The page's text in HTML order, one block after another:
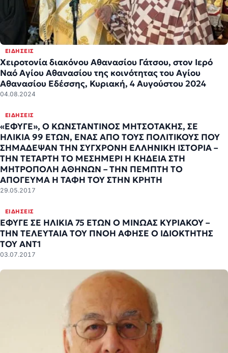
ΕΙΔΉΣΕΙΣ
Χειροτονία διακόνου Αθανασίου Γάτσου, στον Ιερό
Ναό Αγίου Αθανασίου της κοινότητας του Αγίου
Αθανασίου Εδέσσης, Κυριακή, 4 Αυγούστου 2024
04.08.2024
ΕΙΔΉΣΕΙΣ
«ΕΦΥΓΕ», Ο ΚΩΝΣΤΑΝΤΙΝΟΣ ΜΗΤΣΟΤΑΚΗΣ, ΣΕ
ΗΛΙΚΙΑ 99 ΕΤΩΝ, ΕΝΑΣ ΑΠΟ ΤΟΥΣ ΠΟΛΙΤΙΚΟΥΣ ΠΟΥ
ΣΗΜΑΔΕΨΑΝ ΤΗΝ ΣΥΓΧΡΟΝΗ ΕΛΛΗΝΙΚΗ ΙΣΤΟΡΙΑ –
ΤΗΝ ΤΕΤΑΡΤΗ ΤΟ ΜΕΣΗΜΕΡΙ Η ΚΗΔΕΙΑ ΣΤΗ
ΜΗΤΡΟΠΟΛΗ ΑΘΗΝΩΝ – ΤΗΝ ΠΕΜΠΤΗ ΤΟ
ΑΠΟΓΕΥΜΑ Η ΤΑΦΗ ΤΟΥ ΣΤΗΝ ΚΡΗΤΗ
29.05.2017
ΕΙΔΉΣΕΙΣ
ΕΦΥΓΕ ΣΕ ΗΛΙΚΙΑ 75 ΕΤΩΝ Ο ΜΙΝΩΑΣ ΚΥΡΙΑΚΟΥ –
ΤΗΝ ΤΕΛΕΥΤΑΙΑ ΤΟΥ ΠΝΟΗ ΑΦΗΣΕ Ο ΙΔΙΟΚΤΗΤΗΣ
ΤΟΥ ΑΝΤ1
03.07.2017